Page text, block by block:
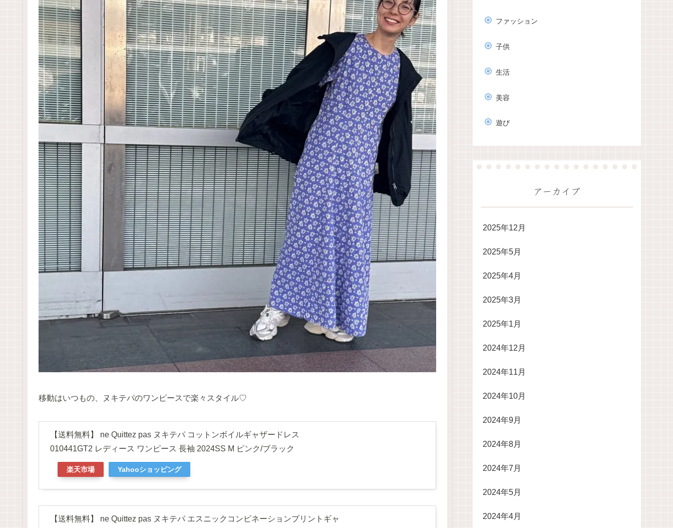
移動はいつもの、ヌキテパのワンピースで楽々スタイル♡
【送料無料】 ne Quittez pas ヌキテパ コットンボイルギャザードレス
010441GT2 レディース ワンピース 長袖 2024SS M ピンク/ブラック
楽天市場 Yahooショッピング
【送料無料】 ne Quittez pas ヌキテパ エスニックコンビネーションプリントギャ
ファッション
子供
生活
美容
遊び
アーカイブ
2025年12月
2025年5月
2025年4月
2025年3月
2025年1月
2024年12月
2024年11月
2024年10月
2024年9月
2024年8月
2024年7月
2024年5月
2024年4月